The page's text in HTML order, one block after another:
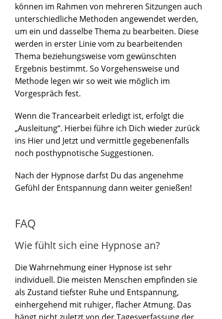
können im Rahmen von mehreren Sitzungen auch
unterschiedliche Methoden angewendet werden,
um ein und dasselbe Thema zu bearbeiten. Diese
werden in erster Linie vom zu bearbeitenden
Thema beziehungsweise vom gewünschten
Ergebnis bestimmt. So Vorgehensweise und
Methode legen wir so weit wie möglich im
Vorgespräch fest.
Wenn die Trancearbeit erledigt ist, erfolgt die
„Ausleitung“. Hierbei führe ich Dich wieder zurück
ins Hier und Jetzt und vermittle gegebenenfalls
noch posthypnotische Suggestionen.
Nach der Hypnose darfst Du das angenehme
Gefühl der Entspannung dann weiter genießen!
FAQ
Wie fühlt sich eine Hypnose an?
Die Wahrnehmung einer Hypnose ist sehr
individuell. Die meisten Menschen empfinden sie
als Zustand tiefster Ruhe und Entspannung,
einhergehend mit ruhiger, flacher Atmung. Das